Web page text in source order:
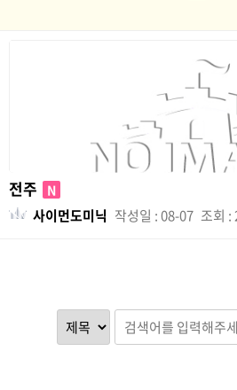
전주 N
사이먼도미닉 작성일 : 08-07 조회 :